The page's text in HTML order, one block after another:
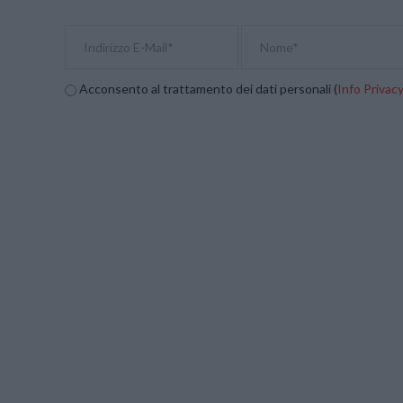
Acconsento al trattamento dei dati personali (Info Privacy